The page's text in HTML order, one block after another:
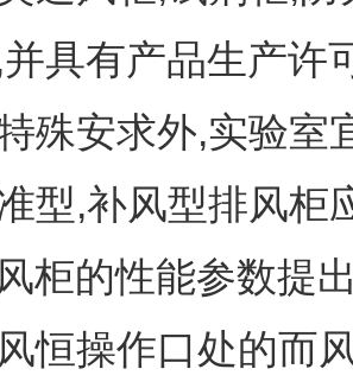
具有产品生产许
殊安求外,实验室
型,补风型排风柜
柜的性能参数提
恒操作口处的而